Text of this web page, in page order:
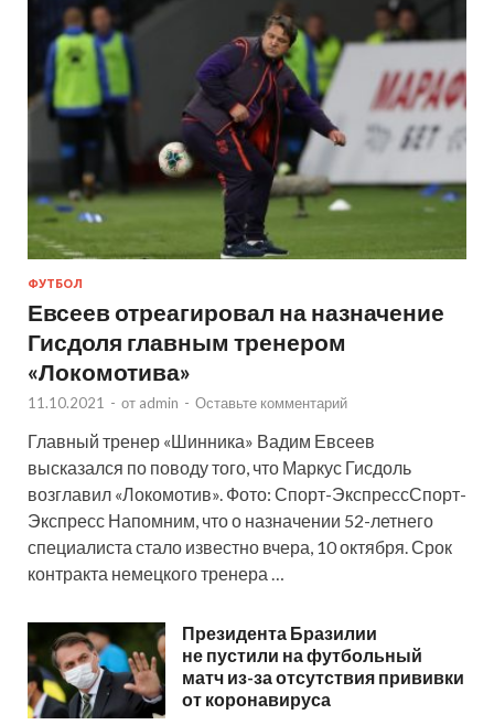
ФУТБОЛ
Евсеев отреагировал на назначение
Гисдоля главным тренером
«Локомотива»
11.10.2021 - от admin - Оставьте комментарий
Главный тренер «Шинника» Вадим Евсеев
высказался по поводу того, что Маркус Гисдоль
возглавил «Локомотив». Фото: Спорт-ЭкспрессСпорт-
Экспресс Напомним, что о назначении 52-летнего
специалиста стало известно вчера, 10 октября. Срок
контракта немецкого тренера …
Президента Бразилии
не пустили на футбольный
матч из-за отсутствия прививки
от коронавируса